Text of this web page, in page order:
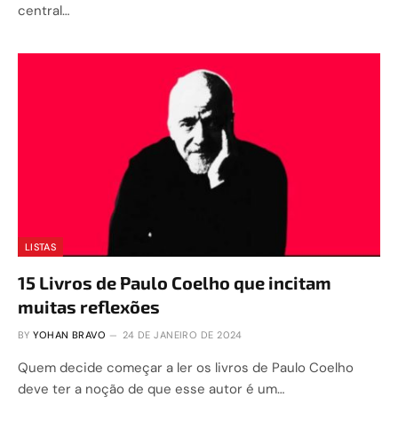
central…
LISTAS
15 Livros de Paulo Coelho que incitam
muitas reflexões
BY YOHAN BRAVO 24 DE JANEIRO DE 2024
Quem decide começar a ler os livros de Paulo Coelho
deve ter a noção de que esse autor é um…